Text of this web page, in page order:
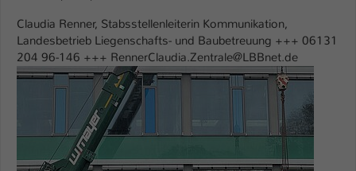
Show larger version
Claudia Renner, Stabsstellenleiterin Kommunikation,
Landesbetrieb Liegenschafts- und Baubetreuung +++ 06131
204 96-146 +++ RennerClaudia.Zentrale@LBBnet.de
Dieses Cookie ist ein Standard-Session-
Cookie von TYPO3. Es speichert im Fall
eines Intranet-Logins die Session-ID. So
kann der eingeloggte Benutzer
wiedererkannt werden und es wird ihm
Zugang zu geschützten Bereichen